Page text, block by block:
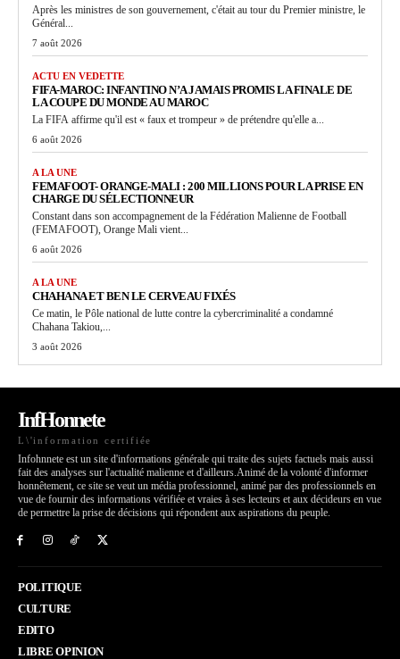
Après les ministres de son gouvernement, c'était au tour du Premier ministre, le
Général...
7 août 2026
ACTU EN VEDETTE
FIFA-MAROC: INFANTINO N’A JAMAIS PROMIS LA FINALE DE
LA COUPE DU MONDE AU MAROC
La FIFA affirme qu'il est « faux et trompeur » de prétendre qu'elle a...
6 août 2026
A LA UNE
FEMAFOOT- ORANGE-MALI : 200 MILLIONS POUR LA PRISE EN
CHARGE DU SÉLECTIONNEUR
Constant dans son accompagnement de la Fédération Malienne de Football
(FEMAFOOT), Orange Mali vient...
6 août 2026
A LA UNE
CHAHANA ET BEN LE CERVEAU FIXÉS
Ce matin, le Pôle national de lutte contre la cybercriminalité a condamné
Chahana Takiou,...
3 août 2026
InfHonnete
L\'information certifiée
Infohnnete est un site d'informations générale qui traite des sujets factuels mais aussi
fait des analyses sur l'actualité malienne et d'ailleurs.Animé de la volonté d'informer
honnêtement, ce site se veut un média professionnel, animé par des professionnels en
vue de fournir des informations vérifiée et vraies à ses lecteurs et aux décideurs en vue
de permettre la prise de décisions qui répondent aux aspirations du peuple.
POLITIQUE
CULTURE
EDITO
LIBRE OPINION